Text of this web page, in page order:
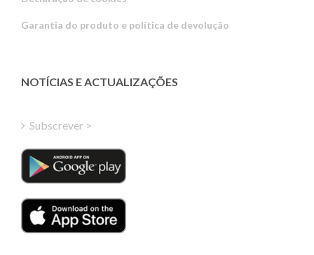
Garantia do produto e política de devolução
NOTÍCIAS E ACTUALIZAÇÕES
Subscrever >
Latvian